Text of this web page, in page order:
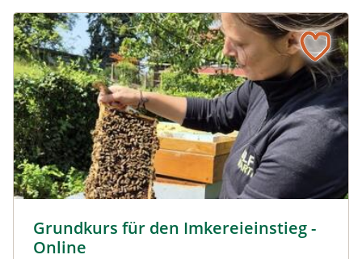
Fundstellen und erzählt mehr über
Schattendorfs vergangene Jahrtausende.
Grundkurs für den Imkereieinstieg -
Online